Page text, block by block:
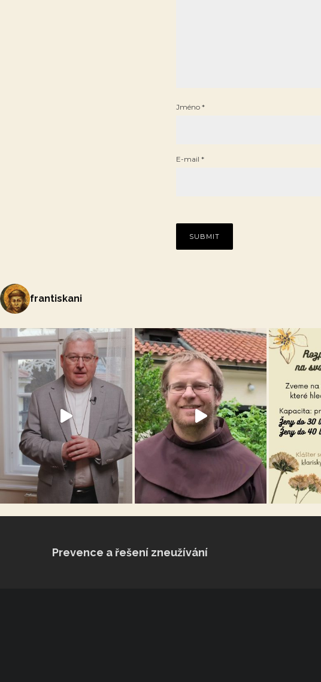
Jméno *
E-mail *
frantiskani
Prevence a řešení zneužívání